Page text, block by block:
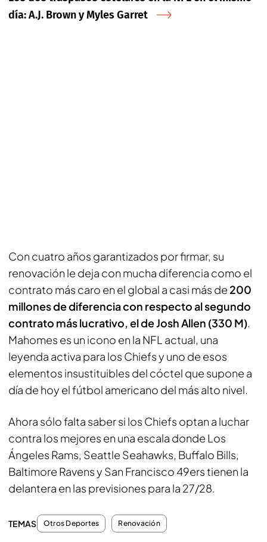
día: A.J. Brown y Myles Garret
Con cuatro años garantizados por firmar, su
renovación le deja con mucha diferencia como el
contrato más caro en el global a casi más de 200
millones de diferencia con respecto al segundo
contrato más lucrativo, el de Josh Allen (330 M)
Mahomes es un icono en la NFL actual, una
leyenda activa para los Chiefs y uno de esos
elementos insustituibles del cóctel que supone a
día de hoy el fútbol americano del más alto nivel.
Ahora sólo falta saber si los Chiefs optan a luchar
contra los mejores en una escala donde Los
Ángeles Rams, Seattle Seahawks, Buffalo Bills,
Baltimore Ravens y San Francisco 49ers tienen la
delantera en las previsiones para la 27/28.
TEMAS Otros Deportes Renovación